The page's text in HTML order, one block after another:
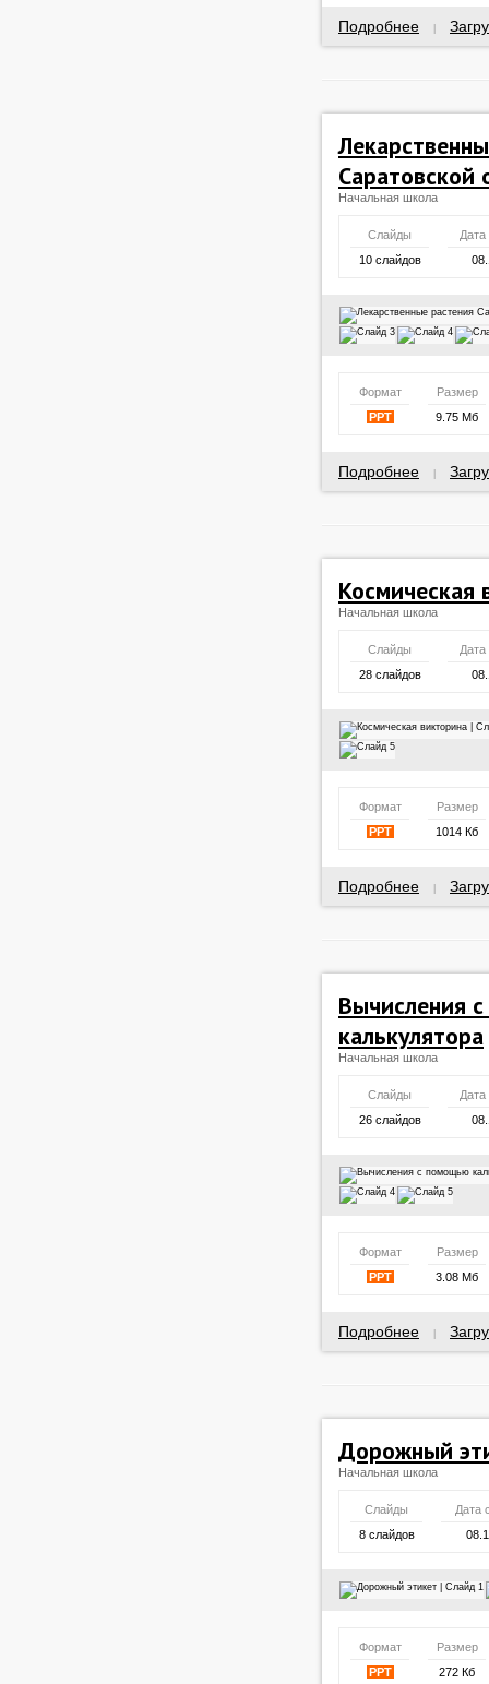
Подробнее
Саратовской
Начальная школа
Слайды
Дата
10 слайдов
Формат
Размер
PPT
9.75 Мб
Подробнее
Космическая
Начальная школа
Слайды
Дата
28 слайдов
Формат
Размер
PPT
1014 Кб
Подробнее
Вычисления
калькулятора
Начальная школа
Слайды
Дата
26 слайдов
Формат
Размер
PPT
3.08 Мб
Подробнее
Дорожный
Начальная школа
Слайды
Дата
8 слайдов
Формат
Размер
PPT
272 Кб